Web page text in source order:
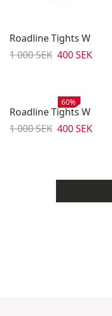
Roadline Tights W
Originalpris:
1 000 SEK Reapris:
400 SEK
Rea:
60%
Roadline Tights W
Originalpris:
1 000 SEK Reapris:
400 SEK